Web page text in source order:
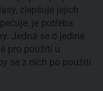
zlepšuje jejich
je potřeba
Jedná se o jediné
pro použití u
se z nich po použití